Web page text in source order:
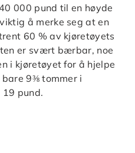
000 pund til en høyde
å merke seg at en
60 % av kjøretøyets
er svært bærbar, noe
i kjøretøyet for å hjelpe
9⅜ tommer i
pund.